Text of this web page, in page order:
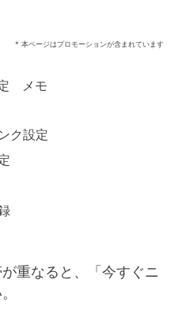
* 本ページはプロモーションが含まれています
メモ
ク設定
重なると、「今すぐニ